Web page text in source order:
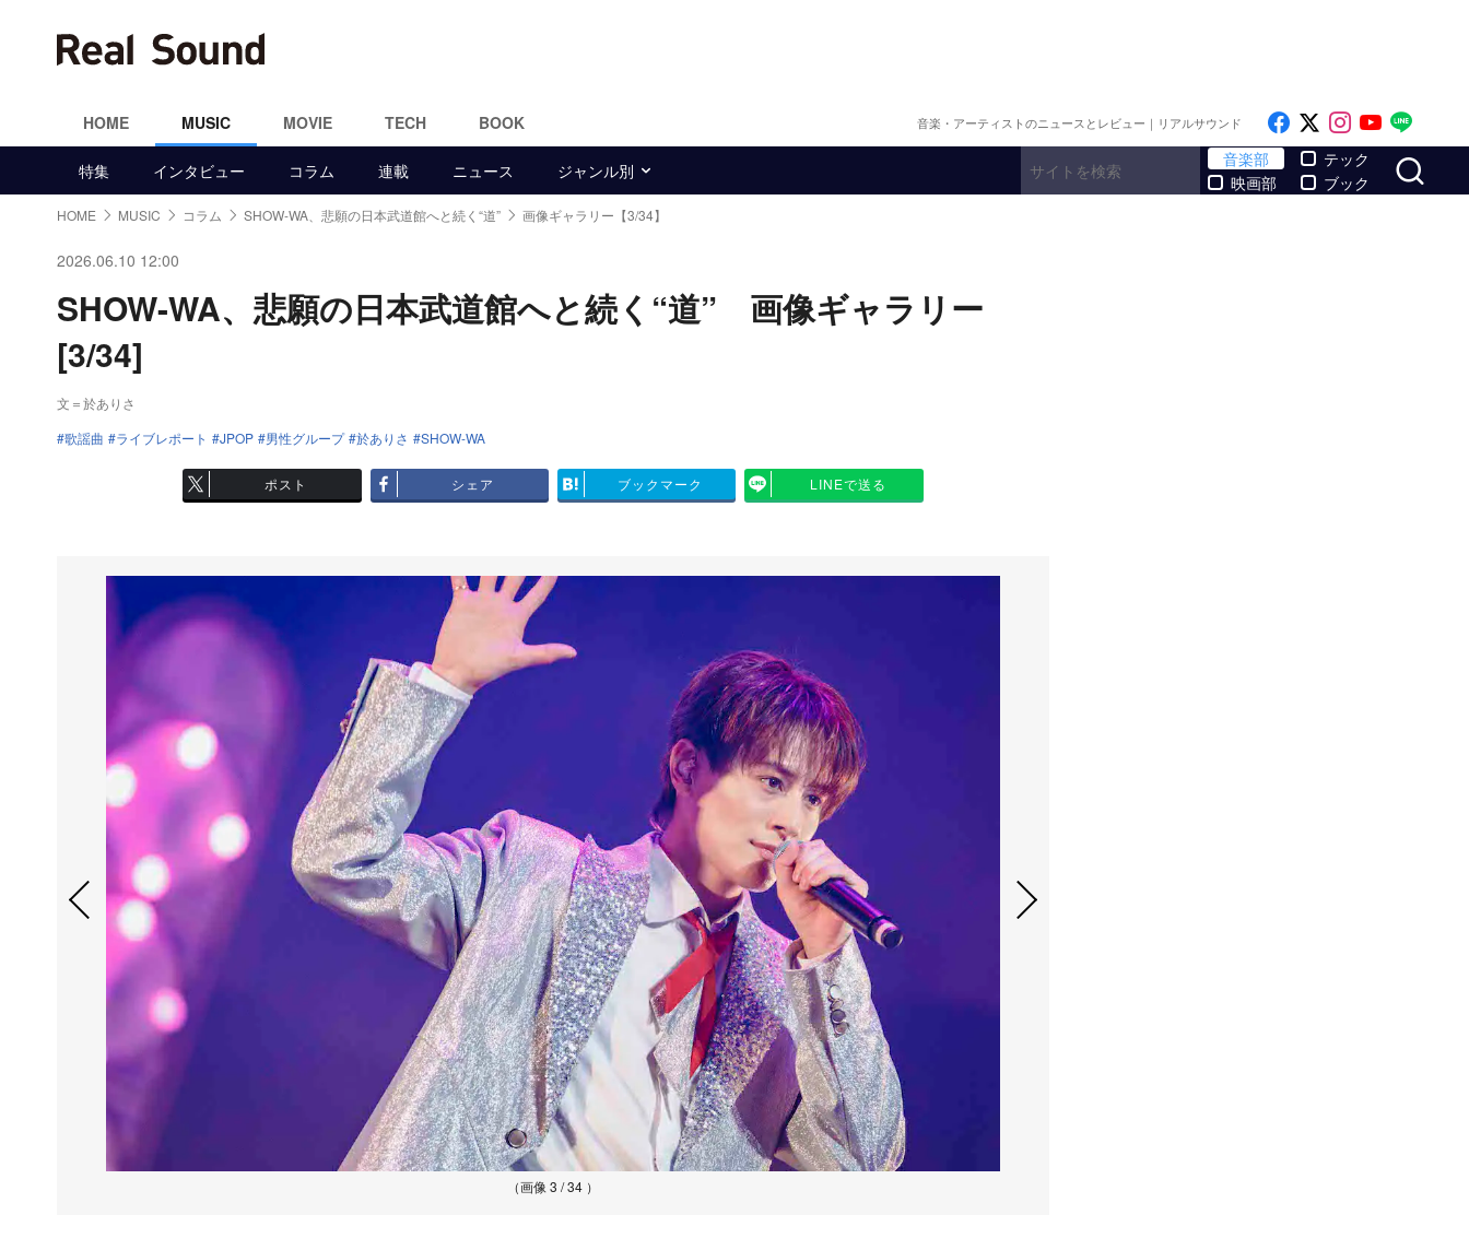
HOME MUSIC MOVIE TECH BOOK 音楽・アーティストのニュースとレビュー｜リアルサウンド Like on Facebook
Follow on x
Follow on
Follow
特集 インタビュー コラム 連載 ニュース ジャンル別
音楽部
映画部
テック
ブック
HOME MUSIC コラム SHOW-WA、悲願の日本武道館へと続く“道” 画像ギャラリー【3/34】
2026.06.10 12:00
SHOW-WA、悲願の日本武道館へと続く“道” 画像ギャラリー
[3/34]
文＝於ありさ
歌謡曲
ライブレポート JPOP 男性グループ 於ありさ SHOW-WA
ポスト シェア ブックマーク LINEで送る
（画像 3 / 34 ）